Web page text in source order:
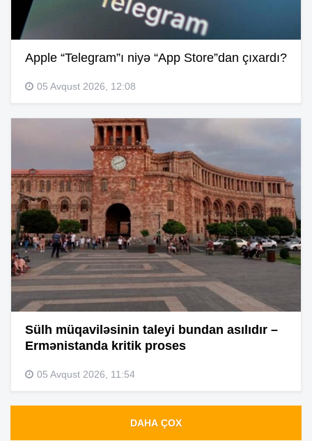
Apple “Telegram”ı niyə “App Store”dan çıxardı?
05 Avqust 2026, 12:08
Sülh müqaviləsinin taleyi bundan asılıdır –
Ermənistanda kritik proses
05 Avqust 2026, 11:54
DAHA ÇOX